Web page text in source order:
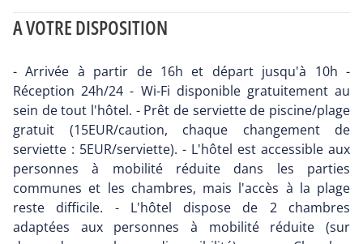
A VOTRE DISPOSITION
- Arrivée à partir de 16h et départ jusqu'à 10h -
Réception 24h/24 - Wi-Fi disponible gratuitement au
sein de tout l'hôtel. - Prêt de serviette de piscine/plage
gratuit (15EUR/caution, chaque changement de
serviette : 5EUR/serviette). - L'hôtel est accessible aux
personnes à mobilité réduite dans les parties
communes et les chambres, mais l'accès à la plage
reste difficile. - L'hôtel dispose de 2 chambres
adaptées aux personnes à mobilité réduite (sur